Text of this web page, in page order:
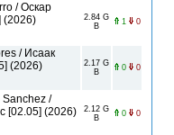
/ Оскар
(2026)
2.84 G
B
1 0
/ Исаак
(2026)
2.17 G
B
0 0
Sanchez /
[02.05] (2026)
2.12 G
B
0 0